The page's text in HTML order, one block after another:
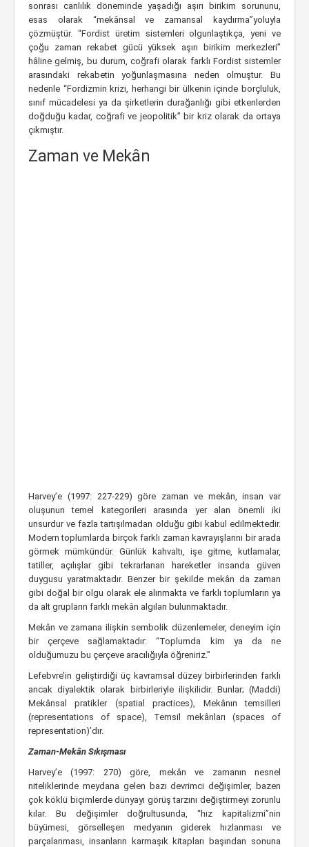
sonrası canlılık döneminde yaşadığı aşırı birikim sorununu,
esas olarak “mekânsal ve zamansal kaydırma”yoluyla
çözmüştür. “Fordist üretim sistemleri olgunlaştıkça, yeni ve
çoğu zaman rekabet gücü yüksek aşırı birikim merkezleri”
hâline gelmiş, bu durum, coğrafi olarak farklı Fordist sistemler
arasındaki rekabetin yoğunlaşmasına neden olmuştur. Bu
nedenle “Fordizmin krizi, herhangi bir ülkenin içinde borçluluk,
sınıf mücadelesi ya da şirketlerin durağanlığı gibi etkenlerden
doğduğu kadar, coğrafi ve jeopolitik” bir kriz olarak da ortaya
çıkmıştır.
Zaman ve Mekân
Harvey’e (1997: 227-229) göre zaman ve mekân, insan var
oluşunun temel kategorileri arasında yer alan önemli iki
unsurdur ve fazla tartışılmadan olduğu gibi kabul edilmektedir.
Modern toplumlarda birçok farklı zaman kavrayışlarını bir arada
görmek mümkündür. Günlük kahvaltı, işe gitme, kutlamalar,
tatiller, açılışlar gibi tekrarlanan hareketler insanda güven
duygusu yaratmaktadır. Benzer bir şekilde mekân da zaman
gibi doğal bir olgu olarak ele alınmakta ve farklı toplumların ya
da alt grupların farklı mekân algıları bulunmaktadır.
Mekân ve zamana ilişkin sembolik düzenlemeler, deneyim için
bir çerçeve sağlamaktadır: “Toplumda kim ya da ne
olduğumuzu bu çerçeve aracılığıyla öğreniriz.”
Lefebvre’in geliştirdiği üç kavramsal düzey birbirlerinden farklı
ancak diyalektik olarak birbirleriyle ilişkilidir. Bunlar; (Maddi)
Mekânsal pratikler (spatial practices), Mekânın temsilleri
(representations of space), Temsil mekânları (spaces of
representation)’dır.
Zaman-Mekân Sıkışması
Harvey’e (1997: 270) göre, mekân ve zamanın nesnel
niteliklerinde meydana gelen bazı devrimci değişimler, bazen
çok köklü biçimlerde dünyayı görüş tarzını değiştirmeyi zorunlu
kılar. Bu değişimler doğrultusunda, “hız kapitalizmi”nin
büyümesi, görselleşen medyanın giderek hızlanması ve
parçalanması, insanların karmaşık kitapları başından sonuna